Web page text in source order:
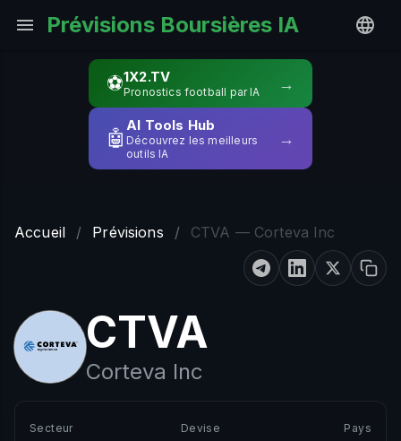
Prévisions Boursières IA
⚽1X2.TV
Pronostics football par IA →
🤖
AI Tools Hub
Découvrez les meilleurs
outils IA
→
Accueil / Prévisions / CTVA — Corteva Inc
CTVA
Corteva Inc
Secteur Devise Pays